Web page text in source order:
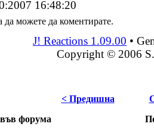
16:48:20
да можете да коментирате.
J! Reactions 1.09.00 •
Copyright © 2006
< Предишна
форума